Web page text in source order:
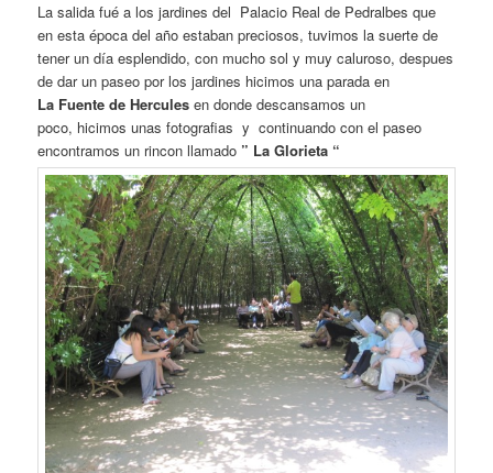
La salida fué a los jardines del Palacio Real de Pedralbes que
en esta época del año estaban preciosos, tuvimos la suerte de
tener un día esplendido, con mucho sol y muy caluroso, despues
de dar un paseo por los jardines hicimos una parada en
La Fuente de Herculesen donde descansamos un
poco, hicimos unas fotografias y continuando con el paseo
encontramos un rincon llamado ” La Glorieta “